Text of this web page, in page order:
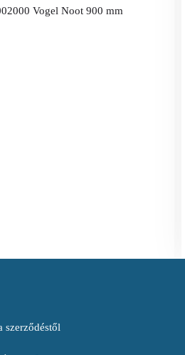
Vogel Noot 900 mm
szerződéstől